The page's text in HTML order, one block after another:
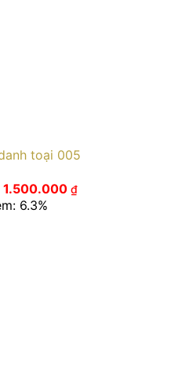
toại 005
Giá
gốc
là:
1.500.000₫Giá
6.3%